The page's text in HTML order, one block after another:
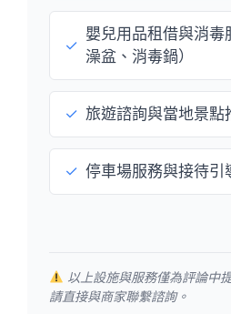
✓
嬰兒用品租借與消毒
澡盆、消毒鍋）
✓ 旅遊諮詢與當地景點
✓ 停車場服務與接待引
以上設施與服務僅為評論中
請直接與商家聯繫諮詢。